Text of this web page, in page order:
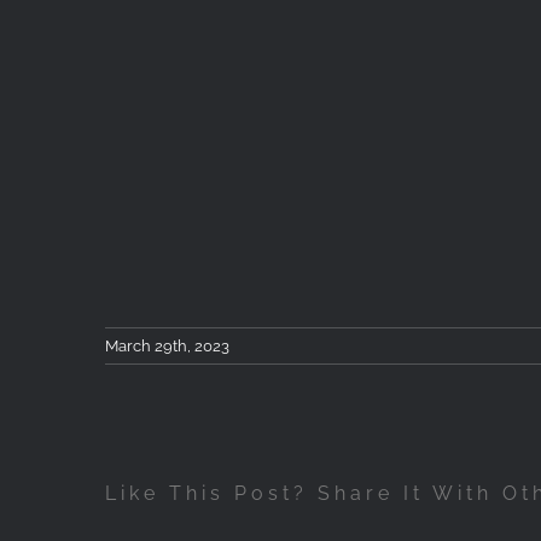
March 29th, 2023
Like This Post? Share It With